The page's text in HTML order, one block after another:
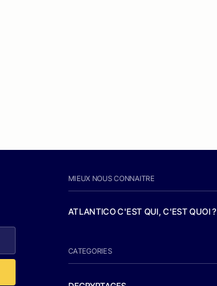
MIEUX NOUS CONNAITRE
ATLANTICO C'EST QUI, C'EST QUOI ?
CATEGORIES